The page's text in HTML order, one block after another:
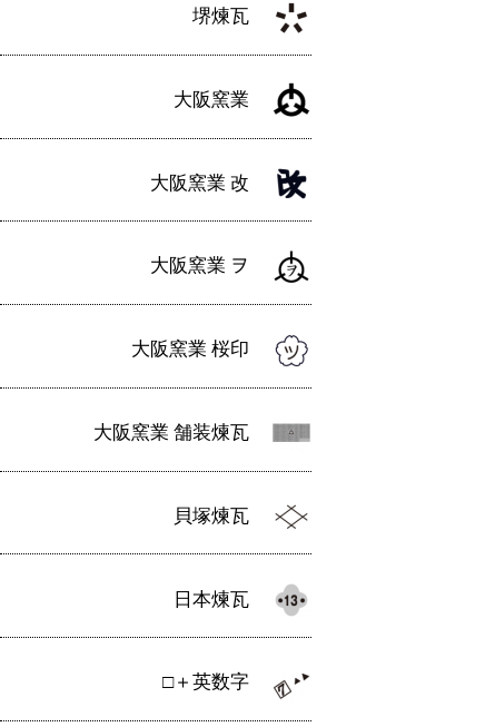
堺煉瓦
大阪窯業
大阪窯業 改
大阪窯業 ヲ
大阪窯業 桜印
大阪窯業 舗装煉瓦
貝塚煉瓦
日本煉瓦
□＋英数字